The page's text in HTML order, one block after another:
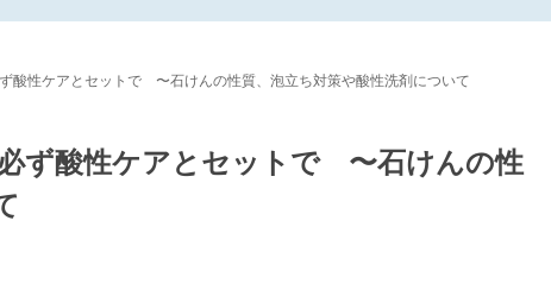
酸性ケアとセットで 〜石けんの性質、泡立ち対策や酸性洗剤について
ず酸性ケアとセットで 〜石けんの性